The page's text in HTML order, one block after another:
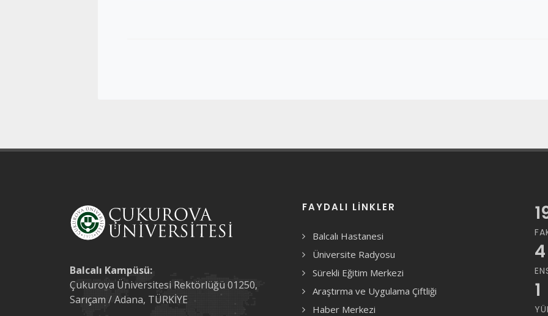
Balcalı Kampüsü:
Çukurova Üniversitesi Rektörlüğü 01250,
Sarıçam / Adana, TÜRKİYE
FAYDALI LINKLER
Balcalı Hastanesi
Üniversite Radyosu
Sürekli Eğitim Merkezi
Araştırma ve Uygulama Çiftliği
Haber Merkezi
4
1